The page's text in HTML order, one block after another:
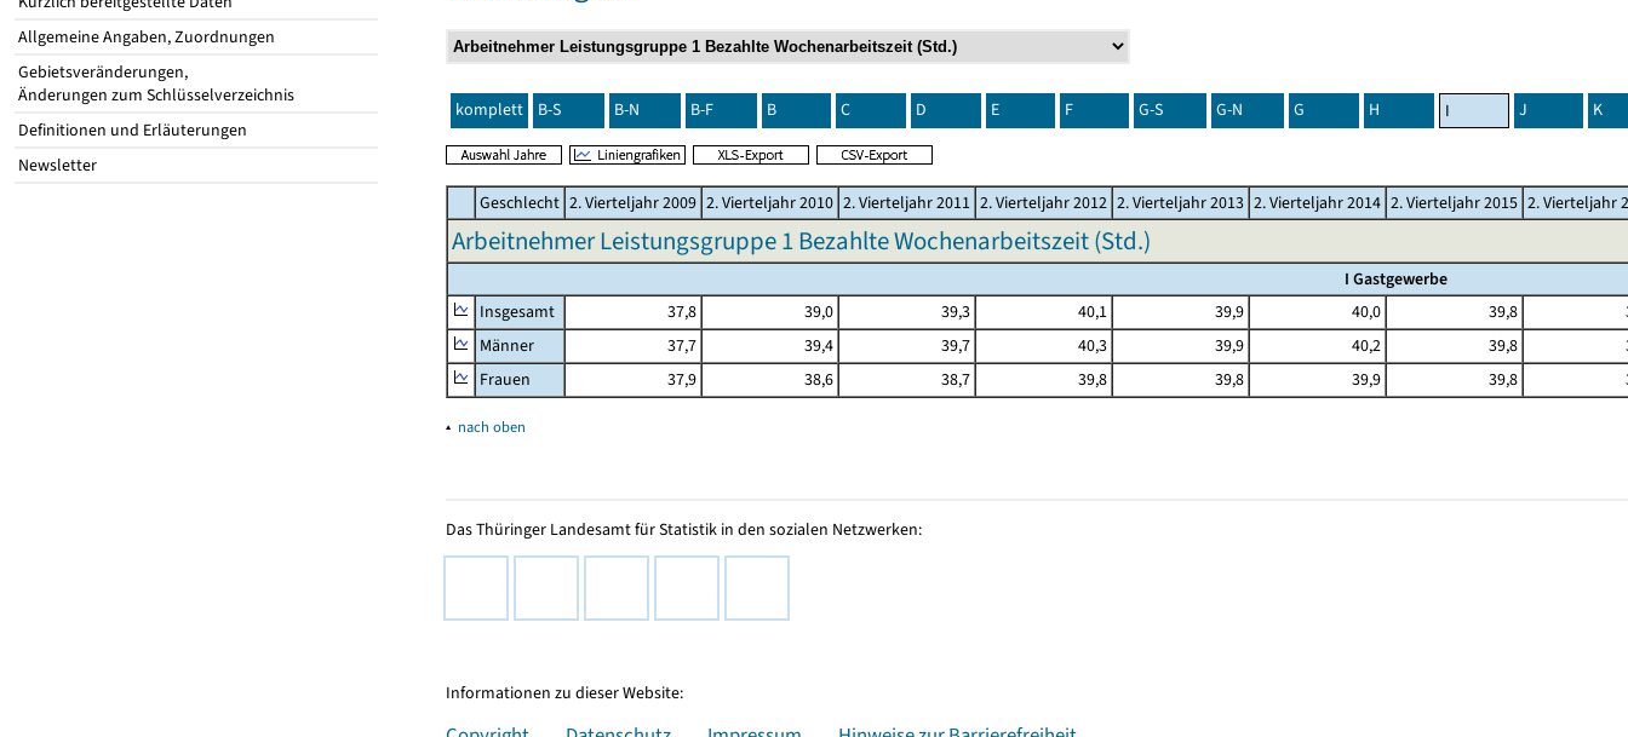
Allgemeine Angaben, Zuordnungen
Gebietsveränderungen,
Änderungen zum Schlüsselverzeichnis
Definitionen und Erläuterungen
Newsletter
komplett B-S B-N B-F B C D E F G-S G-N G H I J K
Geschlecht 2. Vierteljahr 2009 2. Vierteljahr 2010 2. Vierteljahr 2011 2. Vierteljahr 2012 2. Vierteljahr 2013 2. Vierteljahr 2014 2. Vierteljahr 2015 2. Vierteljahr
Arbeitnehmer Leistungsgruppe 1 Bezahlte Wochenarbeitszeit (Std.)
I Gastgewerbe
Insgesamt
37,8 39,0 39,3 40,1 39,9 40,0 39,8
Männer
37,7 39,4 39,7 40,3 39,9 40,2 39,8
Frauen
37,9 38,6 38,7 39,8 39,8 39,9 39,8
▴ nach oben
Das Thüringer Landesamt für Statistik in den sozialen Netzwerken:
Informationen zu dieser Website: